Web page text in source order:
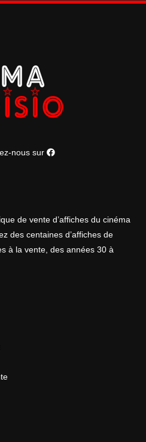
nous sur
de vente d’affiches du cinéma
des centaines d’affiches de
à la vente, des années 30 à